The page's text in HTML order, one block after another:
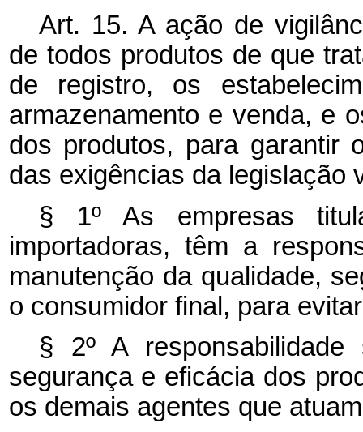
Art. 15. A ação de
de todos produtos de que
de registro, os
armazenamento e venda, e
dos produtos, para garantir
das exigências da legislação
§ 1º As empresas
importadoras, têm a
manutenção da qualidade,
o consumidor final, para
§ 2º A
segurança e eficácia dos
os demais agentes que